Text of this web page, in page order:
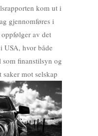
kom ut i
gjennomføres i
av det
USA, hvor både
som finanstilsyn og
mot selskap